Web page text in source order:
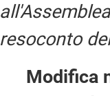
resoconto
Modifica